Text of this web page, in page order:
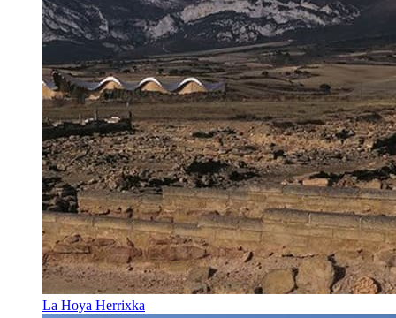
La Hoya Herrixka